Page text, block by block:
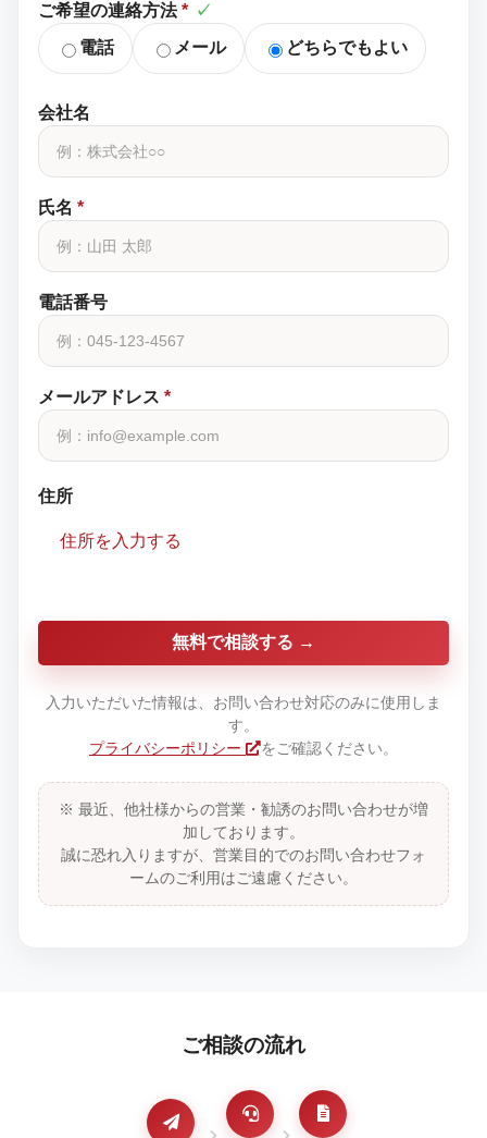
ご希望の連絡方法 * ✓
電話 メール どちらでもよい
会社名
氏名 *
電話番号
メールアドレス *
住所
住所を入力する
無料で相談する
入力いただいた情報は、お問い合わせ対応のみに使用しま
す。
プライバシーポリシー
をご確認ください。
※ 最近、他社様からの営業・勧誘のお問い合わせが増
加しております。
誠に恐れ入りますが、営業目的でのお問い合わせフォ
ームのご利用はご遠慮ください。
ご相談の流れ